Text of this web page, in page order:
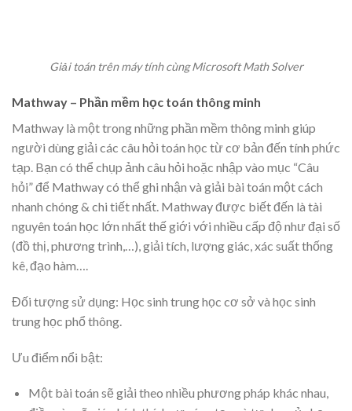
Giải toán trên máy tính cùng Microsoft Math Solver
Mathway – Phần mềm học toán thông minh
Mathway là một trong những phần mềm thông minh giúp
người dùng giải các câu hỏi toán học từ cơ bản đến tính phức
tạp. Bạn có thể chụp ảnh câu hỏi hoặc nhập vào mục “Câu
hỏi” để Mathway có thể ghi nhận và giải bài toán một cách
nhanh chóng & chi tiết nhất. Mathway được biết đến là tài
nguyên toán học lớn nhất thế giới với nhiều cấp độ như đại số
(đồ thị, phương trình,…), giải tích, lượng giác, xác suất thống
kê, đạo hàm….
Đối tượng sử dụng: Học sinh trung học cơ sở và học sinh
trung học phổ thông.
Ưu điểm nổi bật:
Một bài toán sẽ giải theo nhiều phương pháp khác nhau,